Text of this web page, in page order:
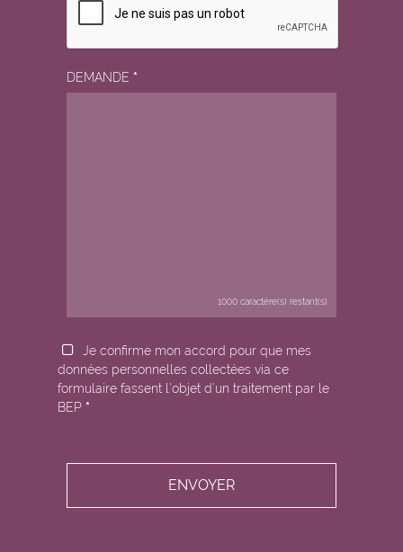
DEMANDE *
1000 caractère(s) restant(s)
Je confirme mon accord pour que mes
données personnelles collectées via ce
formulaire fassent l’objet d’un traitement par le
BEP *